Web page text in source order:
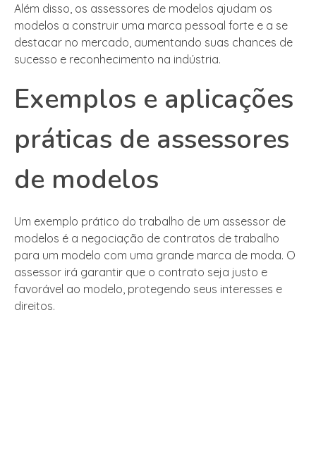
Além disso, os assessores de modelos ajudam os
modelos a construir uma marca pessoal forte e a se
destacar no mercado, aumentando suas chances de
sucesso e reconhecimento na indústria.
Exemplos e aplicações
práticas de assessores
de modelos
Um exemplo prático do trabalho de um assessor de
modelos é a negociação de contratos de trabalho
para um modelo com uma grande marca de moda. O
assessor irá garantir que o contrato seja justo e
favorável ao modelo, protegendo seus interesses e
direitos.